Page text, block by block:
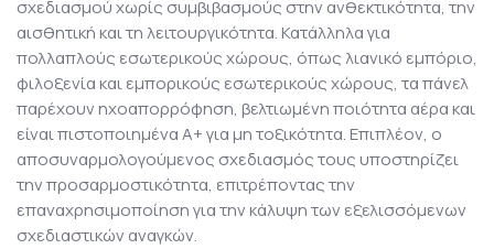
σχεδιασμού χωρίς συμβιβασμούς στην ανθεκτικότητα, την
αισθητική και τη λειτουργικότητα. Κατάλληλα για
πολλαπλούς εσωτερικούς χώρους, όπως λιανικό εμπόριο,
φιλοξενία και εμπορικούς εσωτερικούς χώρους, τα πάνελ
παρέχουν ηχοαπορρόφηση, βελτιωμένη ποιότητα αέρα και
είναι πιστοποιημένα Α+ για μη τοξικότητα. Επιπλέον, ο
αποσυναρμολογούμενος σχεδιασμός τους υποστηρίζει
την προσαρμοστικότητα, επιτρέποντας την
επαναχρησιμοποίηση για την κάλυψη των εξελισσόμενων
σχεδιαστικών αναγκών.